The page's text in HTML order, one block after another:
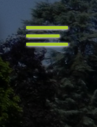
Panneau de gestion